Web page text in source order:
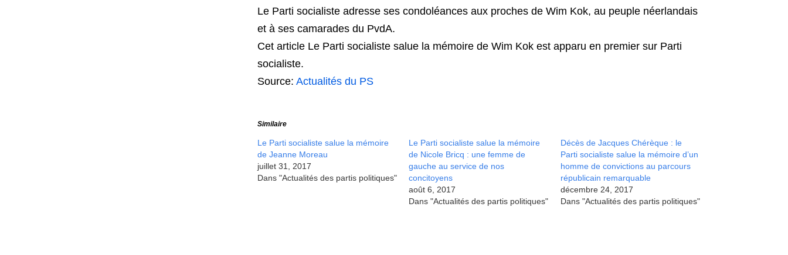
Le Parti socialiste adresse ses condoléances aux proches de Wim Kok, au peuple néerlandais
et à ses camarades du PvdA.
Cet article Le Parti socialiste salue la mémoire de Wim Kok est apparu en premier sur Parti
socialiste.
Source: Actualités du PS
Similaire
Le Parti socialiste salue la mémoire
de Jeanne Moreau
juillet 31, 2017
Dans "Actualités des partis politiques"
Le Parti socialiste salue la mémoire
de Nicole Bricq : une femme de
gauche au service de nos
concitoyens
août 6, 2017
Dans "Actualités des partis politiques"
Décès de Jacques Chérèque : le
Parti socialiste salue la mémoire d’un
homme de convictions au parcours
républicain remarquable
décembre 24, 2017
Dans "Actualités des partis politiques"